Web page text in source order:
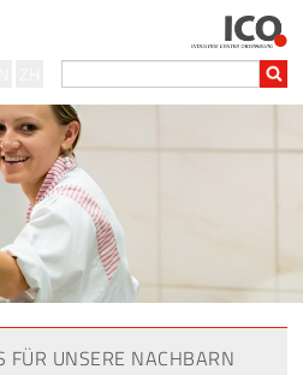
FÜR UNSERE NACHBARN